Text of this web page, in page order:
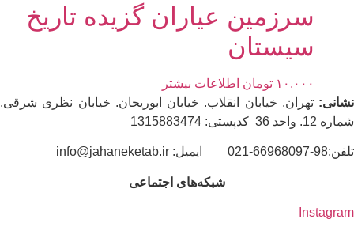
سرزمین عیاران گزیده تاریخ
سیستان
۱۰.۰۰۰ تومان اطلاعات بیشتر
نشانی: تهران. خیابان انقلاب. خیابان ابوریحان. خیابان نظری شرقی.
شماره 12. واحد 36 کدپستی: 1315883474
تلفن:98-66968097-021 ایمیل: info@jahaneketab.ir
شبکه‌های اجتماعی
Instagram